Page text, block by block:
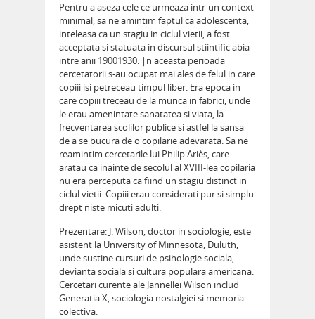
Pentru a aseza cele ce urmeaza intr-un context
minimal, sa ne amintim faptul ca adolescenta,
inteleasa ca un stagiu in ciclul vietii, a fost
acceptata si statuata in discursul stiintific abia
intre anii 19001930. |n aceasta perioada
cercetatorii s-au ocupat mai ales de felul in care
copiii isi petreceau timpul liber. Era epoca in
care copiii treceau de la munca in fabrici, unde
le erau amenintate sanatatea si viata, la
frecventarea scolilor publice si astfel la sansa
de a se bucura de o copilarie adevarata. Sa ne
reamintim cercetarile lui Philip Ariès, care
aratau ca inainte de secolul al XVIII-lea copilaria
nu era perceputa ca fiind un stagiu distinct in
ciclul vietii. Copiii erau considerati pur si simplu
drept niste micuti adulti.
Prezentare: J. Wilson, doctor in sociologie, este
asistent la University of Minnesota, Duluth,
unde sustine cursuri de psihologie sociala,
devianta sociala si cultura populara americana.
Cercetari curente ale Jannellei Wilson includ
Generatia X, sociologia nostalgiei si memoria
colectiva.